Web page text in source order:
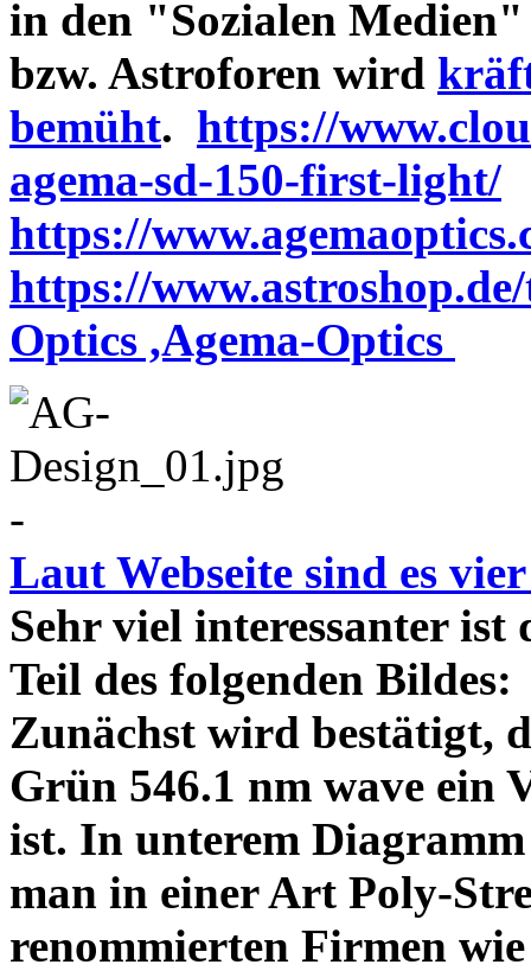
in den "Sozialen Medien"
bzw. Astroforen wird
bemüht. https://
agema-sd-150-first-light/
https://
https://
Optics ,Agema-Optics
-
Laut Webseite sind es
Sehr viel interessanter
Teil des folgenden
Zunächst wird bestätigt,
Grün 546.1 nm wave ein
ist. In unterem
man in einer Art Poly-
renommierten Firmen